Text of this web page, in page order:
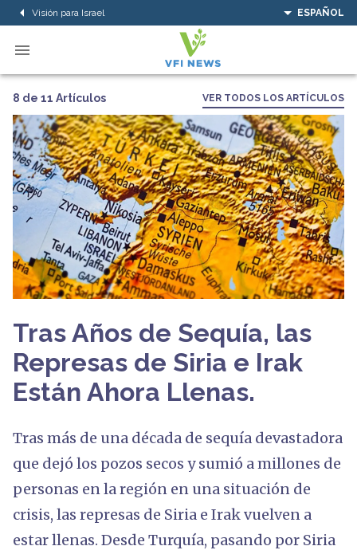
Visión para Israel ESPAÑOL
8 de 11 Artículos VER TODOS LOS ARTÍCULOS
Tras Años de Sequía, las
Represas de Siria e Irak
Están Ahora Llenas.
Tras más de una década de sequía devastadora
que dejó los pozos secos y sumió a millones de
personas en la región en una situación de
crisis, las represas de Siria e Irak vuelven a
estar llenas. Desde Turquía, pasando por Siria